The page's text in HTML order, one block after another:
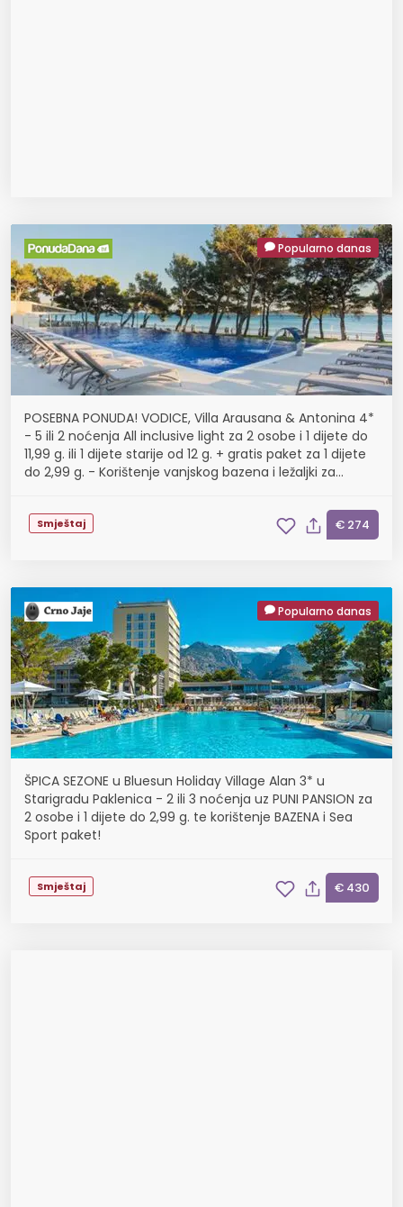
Popularno danas
POSEBNA PONUDA! VODICE, Villa Arausana & Antonina 4*
- 5 ili 2 noćenja All inclusive light za 2 osobe i 1 dijete do
11,99 g. ili 1 dijete starije od 12 g. + gratis paket za 1 dijete
do 2,99 g. - Korištenje vanjskog bazena i ležaljki za
Smještaj € 274
Popularno danas
ŠPICA SEZONE u Bluesun Holiday Village Alan 3* u
Starigradu Paklenica - 2 ili 3 noćenja uz PUNI PANSION za
2 osobe i 1 dijete do 2,99 g. te korištenje BAZENA i Sea
Sport paket!
Smještaj € 430